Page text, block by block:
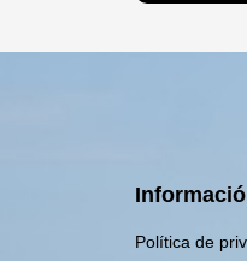
Política de